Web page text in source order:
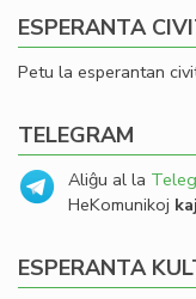
ESPERANTA
Petu la esperantan
TELEGRAM
Aliĝu al la
HeKomunikoj
ESPERANTA